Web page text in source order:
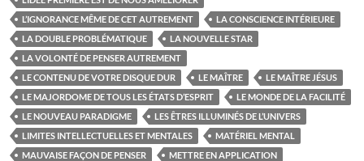
L’IGNORANCE MÊME DE CET AUTREMENT
LA CONSCIENCE INTÉRIEURE
LA DOUBLE PROBLÉMATIQUE
LA NOUVELLE STAR
LA VOLONTÉ DE PENSER AUTREMENT
LE CONTENU DE VOTRE DISQUE DUR
LE MAÎTRE
LE MAÎTRE JÉSUS
LE MAJORDOME DE TOUS LES ÉTATS D’ESPRIT
LE MONDE DE LA FACILITÉ
LE NOUVEAU PARADIGME
LES ÊTRES ILLUMINÉS DE L’UNIVERS
LIMITES INTELLECTUELLES ET MENTALES
MATÉRIEL MENTAL
MAUVAISE FAÇON DE PENSER
METTRE EN APPLICATION